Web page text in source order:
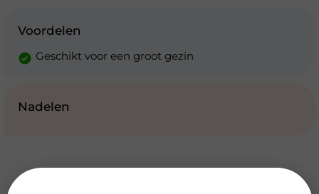
Voordelen
Geschikt voor een groot gezin
Nadelen